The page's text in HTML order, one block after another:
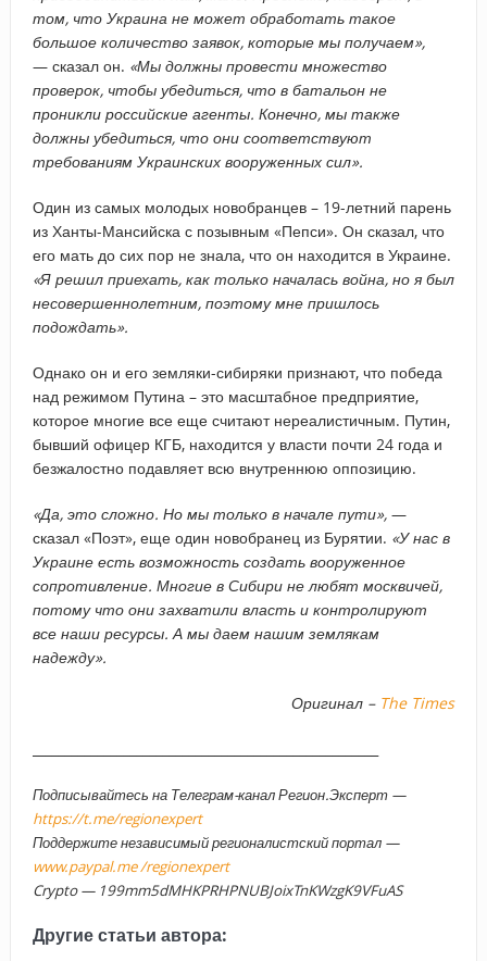
том, что Украина не может обработать такое
большое количество заявок, которые мы получаем»,
— сказал он. «Мы должны провести множество
проверок, чтобы убедиться, что в батальон не
проникли российские агенты. Конечно, мы также
должны убедиться, что они соответствуют
требованиям Украинских вооруженных сил».
Один из самых молодых новобранцев – 19-летний парень
из Ханты-Мансийска с позывным «Пепси». Он сказал, что
его мать до сих пор не знала, что он находится в Украине.
«Я решил приехать, как только началась война, но я был
несовершеннолетним, поэтому мне пришлось
подождать».
Однако он и его земляки-сибиряки признают, что победа
над режимом Путина – это масштабное предприятие,
которое многие все еще считают нереалистичным. Путин,
бывший офицер КГБ, находится у власти почти 24 года и
безжалостно подавляет всю внутреннюю оппозицию.
«Да, это сложно. Но мы только в начале пути»,—
сказал «Поэт», еще один новобранец из Бурятии. «У нас в
Украине есть возможность создать вооруженное
сопротивление. Многие в Сибири не любят москвичей,
потому что они захватили власть и контролируют
все наши ресурсы. А мы даем нашим землякам
надежду».
Оригинал – The Times
Подписывайтесь на Телеграм-канал Регион.Эксперт —
https://t.me/regionexpert
Поддержите независимый регионалистский портал —
www.paypal.me /regionexpert
Crypto — 199mm5dMHKPRHPNUBJoixTnKWzgK9VFuAS
Другие статьи автора: